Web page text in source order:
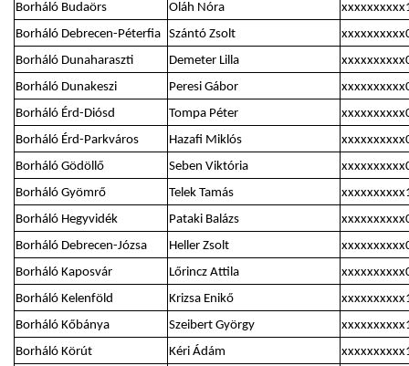
Borháló Budaörs
Oláh Nóra
Borháló Debrecen-Péterfia Szántó Zsolt
Borháló Dunaharaszti
Demeter Lilla
Borháló Dunakeszi
Peresi Gábor
Borháló Érd-Diósd
Tompa Péter
Borháló Érd-Parkváros
Hazafi Miklós
Borháló Gödöllő
Seben Viktória
Borháló Gyömrő
Telek Tamás
Borháló Hegyvidék
Pataki Balázs
Borháló Debrecen-Józsa
Heller Zsolt
Borháló Kaposvár
Lőrincz Attila
Borháló Kelenföld
Krizsa Enikő
Borháló Kőbánya
Szeibert György
Borháló Körút
Kéri Ádám